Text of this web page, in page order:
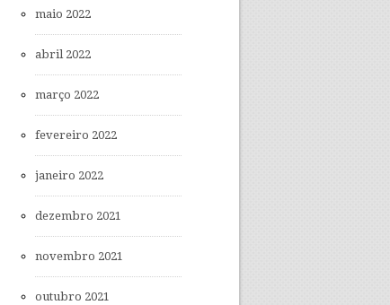
maio 2022
abril 2022
março 2022
fevereiro 2022
janeiro 2022
dezembro 2021
novembro 2021
outubro 2021